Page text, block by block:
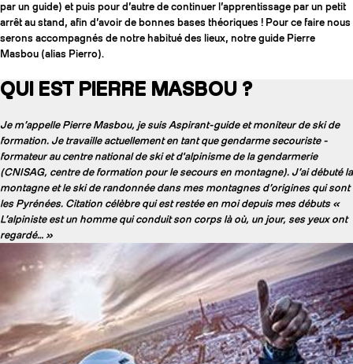
COUTEAUX
par un guide) et puis pour d’autre de continuer l’apprentissage par un petit
arrêt au stand, afin d’avoir de bonnes bases théoriques ! Pour ce faire nous
serons accompagnés de notre habitué des lieux, notre guide Pierre
Masbou (alias Pierro).
QUI EST PIERRE MASBOU ?
Je m’appelle Pierre Masbou, je suis Aspirant-guide et moniteur de ski de
formation. Je travaille actuellement en tant que gendarme secouriste -
formateur au centre national de ski et d'alpinisme de la gendarmerie
(CNISAG, centre de formation pour le secours en montagne). J’ai débuté la
montagne et le ski de randonnée dans mes montagnes d’origines qui sont
les Pyrénées. Citation célèbre qui est restée en moi depuis mes débuts «
L’alpiniste est un homme qui conduit son corps là où, un jour, ses yeux ont
regardé… »